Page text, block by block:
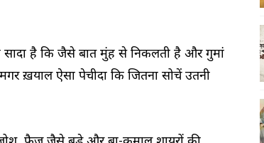
है कि जैसे बात मुंह से निकलती है और गुमां
ख़याल ऐसा पेचीदा कि जितना सोचें उतनी